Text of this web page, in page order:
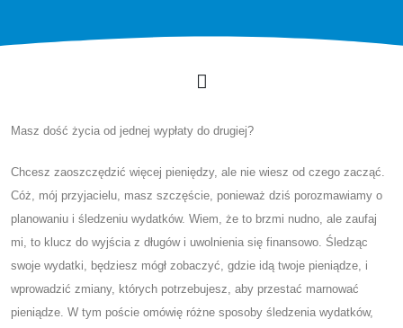
Masz dość życia od jednej wypłaty do drugiej?
Chcesz zaoszczędzić więcej pieniędzy, ale nie wiesz od czego zacząć.
Cóż, mój przyjacielu, masz szczęście, ponieważ dziś porozmawiamy o
planowaniu i śledzeniu wydatków. Wiem, że to brzmi nudno, ale zaufaj
mi, to klucz do wyjścia z długów i uwolnienia się finansowo. Śledząc
swoje wydatki, będziesz mógł zobaczyć, gdzie idą twoje pieniądze, i
wprowadzić zmiany, których potrzebujesz, aby przestać marnować
pieniądze. W tym poście omówię różne sposoby śledzenia wydatków,